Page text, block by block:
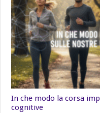
In che modo la corsa
cognitive